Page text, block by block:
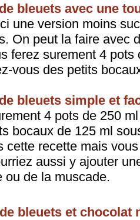
bleuets avec une
une version moins
On peut la faire avec
ferez surement 4 pots
vous des petits
bleuets simple et
4 pots de 250
bocaux de 125 ml
cette recette mais
aussi y ajouter
ou de la muscade.
bleuets et chocolat